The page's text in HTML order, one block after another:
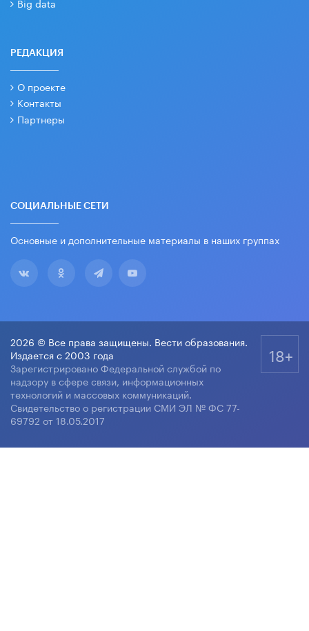
РЕДАКЦИЯ
О проекте
Контакты
Партнеры
СОЦИАЛЬНЫЕ СЕТИ
Основные и дополнительные материалы в наших группах
2026 © Все права защищены. Вести образования.
Издается с 2003 года
Зарегистрировано Федеральной службой по
надзору в сфере связи, информационных
технологий и массовых коммуникаций.
Свидетельство о регистрации СМИ ЭЛ № ФС 77-
69792 от 18.05.2017
18+